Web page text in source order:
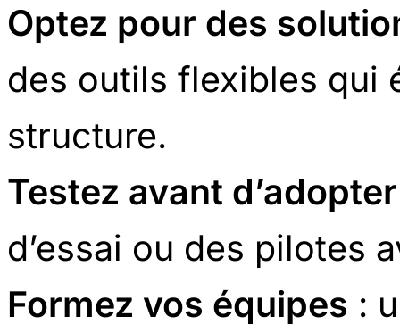
Optez pour des
des outils flexibles qui
structure.
Testez avant d’adopter
d’essai ou des pilotes
Formez vos équipes :